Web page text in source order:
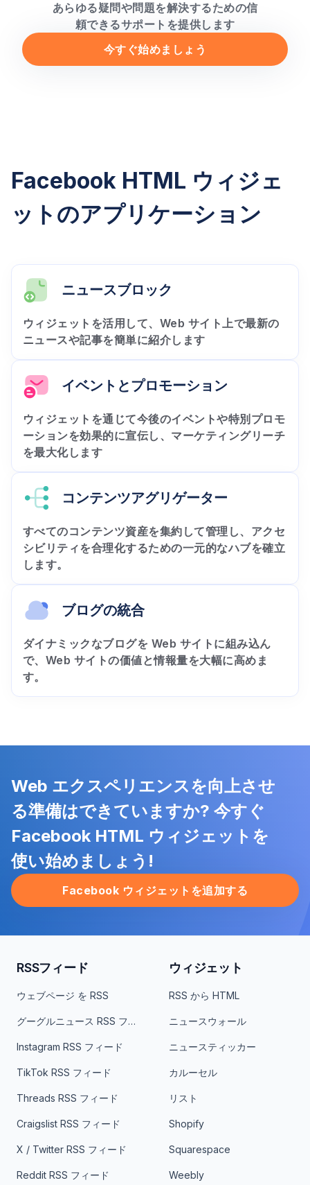
あらゆる疑問や問題を解決するための信
頼できるサポートを提供します
今すぐ始めましょう
Facebook HTML ウィジェ
ットのアプリケーション
ニュースブロック
ウィジェットを活用して、Web サイト上で最新の
ニュースや記事を簡単に紹介します
イベントとプロモーション
ウィジェットを通じて今後のイベントや特別プロモ
ーションを効果的に宣伝し、マーケティングリーチ
を最大化します
コンテンツアグリゲーター
すべてのコンテンツ資産を集約して管理し、アクセ
シビリティを合理化するための一元的なハブを確立
します。
ブログの統合
ダイナミックなブログを Web サイトに組み込ん
で、Web サイトの価値と情報量を大幅に高めま
す。
Web エクスペリエンスを向上させ
る準備はできていますか? 今すぐ
Facebook HTML ウィジェットを
使い始めましょう!
Facebook ウィジェットを追加する
RSSフィード
ウェブページ を RSS
グーグルニュース RSS フィード
Instagram RSS フィード
TikTok RSS フィード
Threads RSS フィード
Craigslist RSS フィード
X / Twitter RSS フィード
Reddit RSS フィード
ウィジェット
RSS から HTML
ニュースウォール
ニュースティッカー
カルーセル
リスト
Shopify
Squarespace
Weebly